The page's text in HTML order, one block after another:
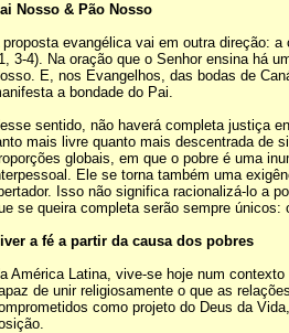
Nosso & Pão Nosso
proposta evangélica vai em outra direção:
3-4). Na oração que o Senhor ensina há
E, nos Evangelhos, das bodas de
a bondade do Pai.
sentido, não haverá completa justiça
mais livre quanto mais descentrada de
globais, em que o pobre é uma
Ele se torna também uma
Isso não significa racionalizá-lo a
se queira completa serão sempre
a fé a partir da causa dos pobres
América Latina, vive-se hoje num
de unir religiosamente o que as
como projeto do Deus da